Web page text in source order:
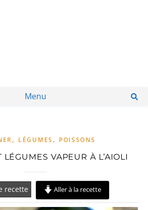
Menu
, LÉGUMES , POISSONS
LÉGUMES VAPEUR À L’AIOLI
recette Aller à la recette